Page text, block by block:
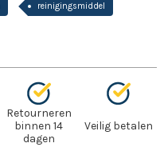
reinigingsmiddel
Retourneren
binnen 14
dagen
Veilig betalen